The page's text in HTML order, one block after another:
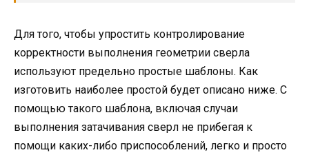
Для того, чтобы упростить контролирование
корректности выполнения геометрии сверла
используют предельно простые шаблоны. Как
изготовить наиболее простой будет описано ниже. C
помощью такого шаблона, включая случаи
выполнения затачивания сверл не прибегая к
помощи каких-либо приспособлений, легко и просто